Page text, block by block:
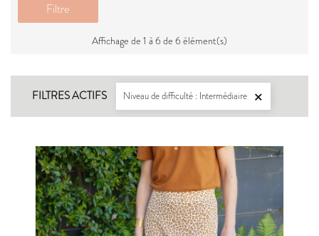
Filtre
Affichage de 1 à 6 de 6 élément(s)
FILTRES ACTIFS Niveau de difficulté : Intermédiaire 